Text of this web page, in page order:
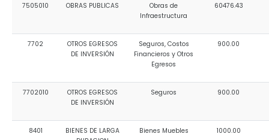
7505010 OBRAS PUBLICAS
Obras de
Infraestructura
60476.43
7702
OTROS EGRESOS
DE INVERSIÓN
Seguros, Costos
Financieros y Otros
Egresos
900.00
7702010
OTROS EGRESOS
DE INVERSIÓN
Seguros 900.00
8401
BIENES DE LARGA
Bienes Muebles 1000.00